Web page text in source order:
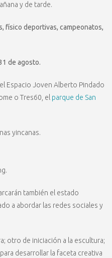
y de tarde.
físico deportivas, campeonatos,
de agosto.
Espacio Joven Alberto Pindado
o Tres60, el parque de San
yincanas.
también el estado
a abordar las redes sociales y
otro de iniciación a la escultura;
desarrollar la faceta creativa